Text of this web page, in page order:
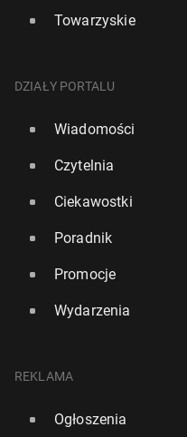
Towarzyskie
DZIAŁY PORTALU
Wiadomości
Czytelnia
Ciekawostki
Poradnik
Promocje
Wydarzenia
REKLAMA
Ogłoszenia